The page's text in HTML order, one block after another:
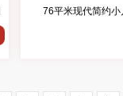
76平米现代简约